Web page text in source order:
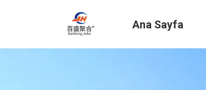
Ana Sayfa